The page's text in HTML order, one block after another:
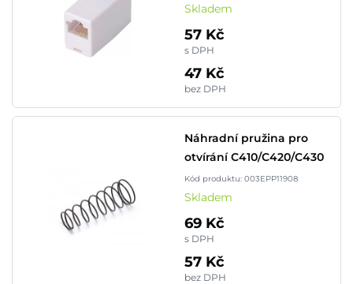
Skladem
57 Kč
s DPH
47 Kč
bez DPH
Náhradní pružina pro
otvírání C410/C420/C430
Kód produktu: 003EPP11908
Skladem
69 Kč
s DPH
57 Kč
bez DPH